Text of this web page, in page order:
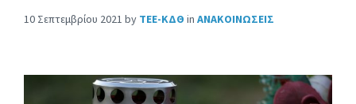
10 Σεπτεμβρίου 2021 by ΤΕΕ-ΚΔΘ in ΑΝΑΚΟΙΝΩΣΕΙΣ